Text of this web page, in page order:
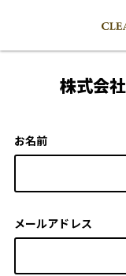
株式会
お名前
メールアドレス